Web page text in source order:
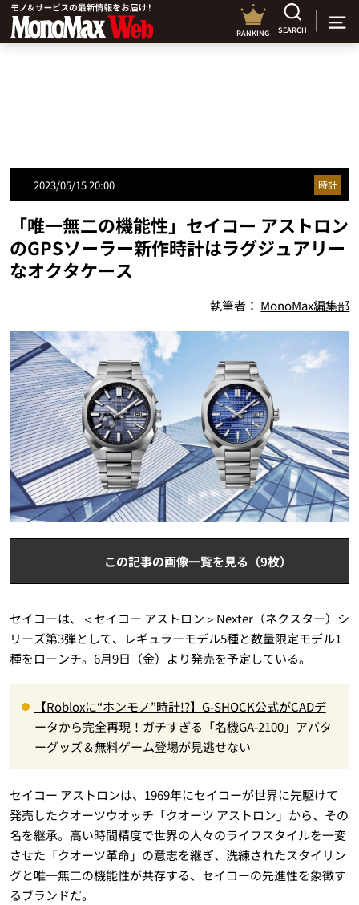
RANKING SEARCH
2023/05/15 20:00 時計
「唯一無二の機能性」セイコー アストロン
のGPSソーラー新作時計はラグジュアリー
なオクタケース
執筆者： MonoMax編集部
この記事の画像一覧を見る（9枚）
セイコーは、＜セイコー アストロン＞Nexter（ネクスター）シ
リーズ第3弾として、レギュラーモデル5種と数量限定モデル1
種をローンチ。6月9日（金）より発売を予定している。
【Robloxに“ホンモノ”時計!?】G-SHOCK公式がCADデ
ータから完全再現！ガチすぎる「名機GA-2100」アバタ
ーグッズ＆無料ゲーム登場が見逃せない
セイコー アストロンは、1969年にセイコーが世界に先駆けて
発売したクオーツウオッチ「クオーツ アストロン」から、その
名を継承。高い時間精度で世界の人々のライフスタイルを一変
させた「クオーツ革命」の意志を継ぎ、洗練されたスタイリン
グと唯一無二の機能性が共存する、セイコーの先進性を象徴す
るブランドだ。